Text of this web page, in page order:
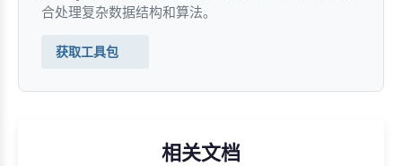
合处理复杂数据结构和算法。
获取工具包
相关文档